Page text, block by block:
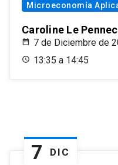
Microeconomía
Caroline Le
7 de Diciembre de
13:35 a 14:45
7 DIC